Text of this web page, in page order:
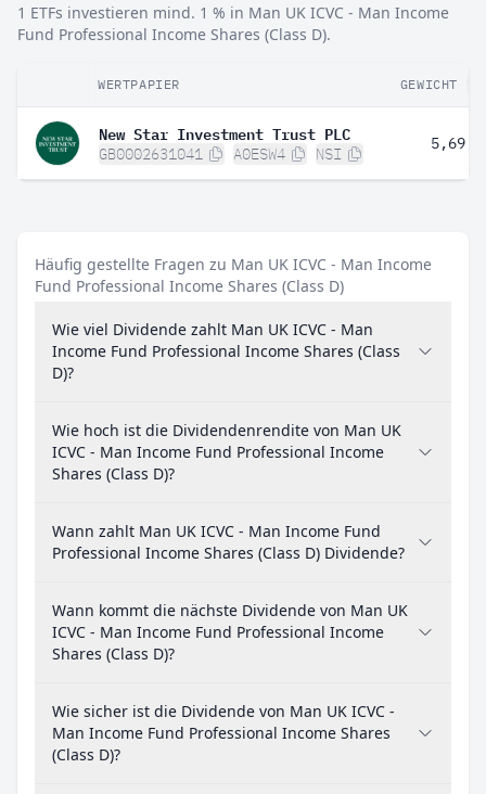
1 ETFs investieren mind. 1 % in Man UK ICVC - Man Income
Fund Professional Income Shares (Class D).
WERTPAPIER GEWICHT
New Star Investment Trust PLC
GB0002631041 A0ESW4 NSI
5,69 %
Häufig gestellte Fragen zu Man UK ICVC - Man Income
Fund Professional Income Shares (Class D)
Wie viel Dividende zahlt Man UK ICVC - Man
Income Fund Professional Income Shares (Class
D)?
Wie hoch ist die Dividendenrendite von Man UK
ICVC - Man Income Fund Professional Income
Shares (Class D)?
Wann zahlt Man UK ICVC - Man Income Fund
Professional Income Shares (Class D) Dividende?
Wann kommt die nächste Dividende von Man UK
ICVC - Man Income Fund Professional Income
Shares (Class D)?
Wie sicher ist die Dividende von Man UK ICVC -
Man Income Fund Professional Income Shares
(Class D)?